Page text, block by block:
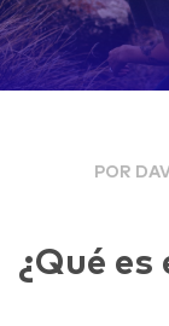
POR
¿Qué
WORKS